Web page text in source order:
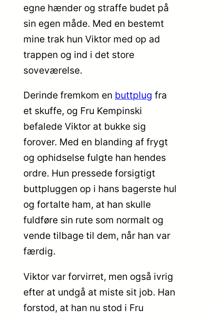
egne hænder og straffe budet på
sin egen måde. Med en bestemt
mine trak hun Viktor med op ad
trappen og ind i det store
soveværelse.
Derinde fremkom en buttplug fra
et skuffe, og Fru Kempinski
befalede Viktor at bukke sig
forover. Med en blanding af frygt
og ophidselse fulgte han hendes
ordre. Hun pressede forsigtigt
buttpluggen op i hans bagerste hul
og fortalte ham, at han skulle
fuldføre sin rute som normalt og
vende tilbage til dem, når han var
færdig.
Viktor var forvirret, men også ivrig
efter at undgå at miste sit job. Han
forstod, at han nu stod i Fru